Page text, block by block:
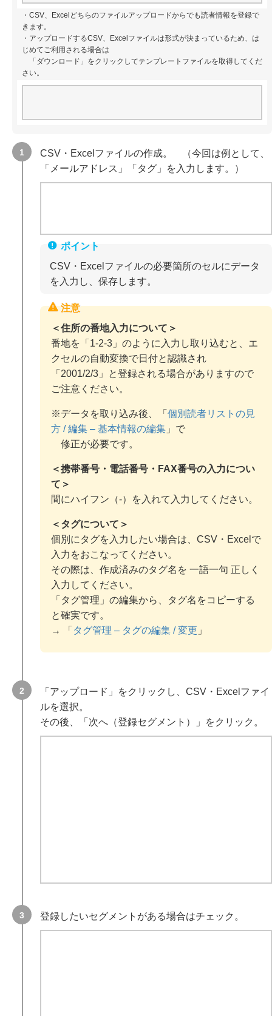
・CSV、Excelどちらのファイルアップロードからでも読者情報を登録で
きます。
・アップロードするCSV、Excelファイルは形式が決まっているため、は
じめてご利用される場合は
「ダウンロード」をクリックしてテンプレートファイルを取得してくだ
さい。
CSV・Excelファイルの作成。 （今回は例として、
「メールアドレス」「タグ」を入力します。）
CSV・Excelファイルの必要箇所のセルにデータ
を入力し、保存します。
＜住所の番地入力について＞
番地を「1-2-3」のように入力し取り込むと、エ
クセルの自動変換で日付と認識され
「2001/2/3」と登録される場合がありますので
ご注意ください。
※データを取り込み後、「 個別読者リストの見
方 / 編集 – 基本情報の編集 」で
修正が必要です。
＜携帯番号・電話番号・FAX番号の入力につい
て＞
間にハイフン（-）を入れて入力してください。
＜タグについて＞
個別にタグを入力したい場合は、CSV・Excelで
入力をおこなってください。
その際は、作成済みのタグ名を 一語一句 正しく
入力してください。
「タグ管理」の編集から、タグ名をコピーする
と確実です。
→ 「 タグ管理 – タグの編集 / 変更 」
「アップロード」をクリックし、CSV・Excelファイ
ルを選択。
その後、「次へ（登録セグメント）」をクリック。
登録したいセグメントがある場合はチェック。